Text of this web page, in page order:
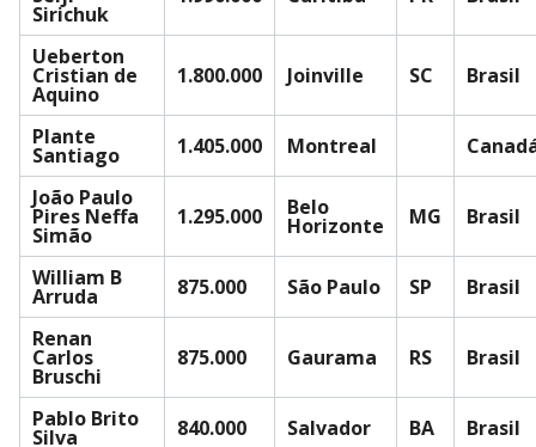
Sirichuk
Ueberton
Cristian de
Aquino
1.800.000 Joinville SC Brasil
Plante
Santiago 1.405.000 Montreal
João Paulo
Pires Neffa
Simão
1.295.000 Belo
Horizonte MG Brasil
William B
Arruda 875.000 São Paulo SP
Brasil
Renan
Carlos
Bruschi
875.000 Gaurama RS Brasil
Pablo Brito
Silva 840.000 Salvador BA
Brasil